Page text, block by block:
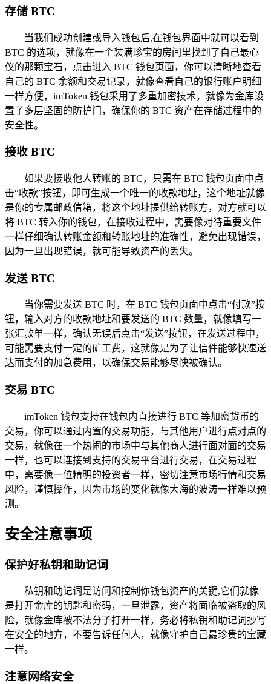
存储 BTC
当我们成功创建或导入钱包后,在钱包界面中就可以看到
BTC 的选项，就像在一个装满珍宝的房间里找到了自己最心
仪的那颗宝石，点击进入 BTC 钱包页面，你可以清晰地查看
自己的 BTC 余额和交易记录，就像查看自己的银行账户明细
一样方便，imToken 钱包采用了多重加密技术，就像为金库设
置了多层坚固的防护门，确保你的 BTC 资产在存储过程中的
安全性。
接收 BTC
如果要接收他人转账的 BTC，只需在 BTC 钱包页面中点
击“收款”按钮，即可生成一个唯一的收款地址，这个地址就像
是你的专属邮政信箱，将这个地址提供给转账方，对方就可以
将 BTC 转入你的钱包，在接收过程中，需要像对待重要文件
一样仔细确认转账金额和转账地址的准确性，避免出现错误，
因为一旦出现错误，就可能导致资产的丢失。
发送 BTC
当你需要发送 BTC 时，在 BTC 钱包页面中点击“付款”按
钮，输入对方的收款地址和要发送的 BTC 数量，就像填写一
张汇款单一样，确认无误后点击“发送”按钮，在发送过程中，
可能需要支付一定的矿工费，这就像是为了让信件能够快速送
达而支付的加急费用，以确保交易能够尽快被确认。
交易 BTC
imToken 钱包支持在钱包内直接进行 BTC 等加密货币的
交易，你可以通过内置的交易功能，与其他用户进行点对点的
交易，就像在一个热闹的市场中与其他商人进行面对面的交易
一样，也可以连接到支持的交易平台进行交易，在交易过程
中，需要像一位精明的投资者一样，密切注意市场行情和交易
风险，谨慎操作，因为市场的变化就像大海的波涛一样难以预
测。
安全注意事项
保护好私钥和助记词
私钥和助记词是访问和控制你钱包资产的关键,它们就像
是打开金库的钥匙和密码，一旦泄露，资产将面临被盗取的风
险，就像金库被不法分子打开一样，务必将私钥和助记词抄写
在安全的地方，不要告诉任何人，就像守护自己最珍贵的宝藏
一样。
注意网络安全